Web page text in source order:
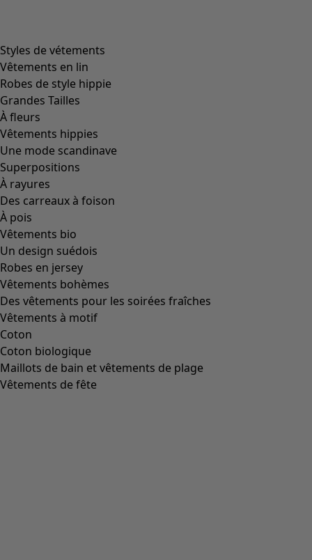
Styles de vétements
Vêtements en lin
Robes de style hippie
Grandes Tailles
À fleurs
Vêtements hippies
Une mode scandinave
Superpositions
À rayures
Des carreaux à foison
À pois
Vêtements bio
Un design suédois
Robes en jersey
Vêtements bohèmes
Des vêtements pour les soirées fraîches
Vêtements à motif
Coton
Coton biologique
Maillots de bain et vêtements de plage
Vêtements de fête